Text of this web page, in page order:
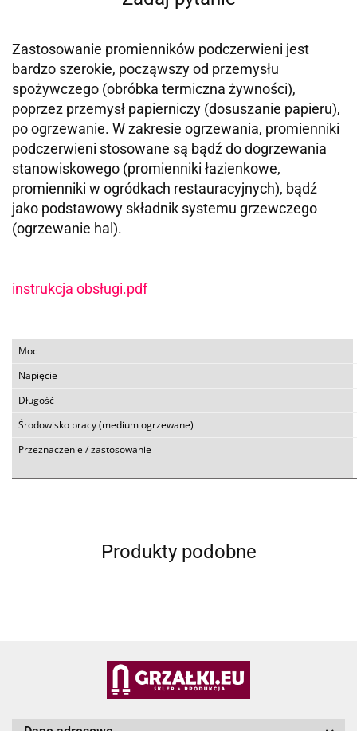
Zastosowanie promienników podczerwieni jest
bardzo szerokie, począwszy od przemysłu
spożywczego (obróbka termiczna żywności),
poprzez przemysł papierniczy (dosuszanie papieru),
po ogrzewanie. W zakresie ogrzewania, promienniki
podczerwieni stosowane są bądź do dogrzewania
stanowiskowego (promienniki łazienkowe,
promienniki w ogródkach restauracyjnych), bądź
jako podstawowy składnik systemu grzewczego
(ogrzewanie hal).
instrukcja obsługi.pdf
Moc
Napięcie
Długość
Środowisko pracy (medium ogrzewane)
Przeznaczenie / zastosowanie
Produkty podobne